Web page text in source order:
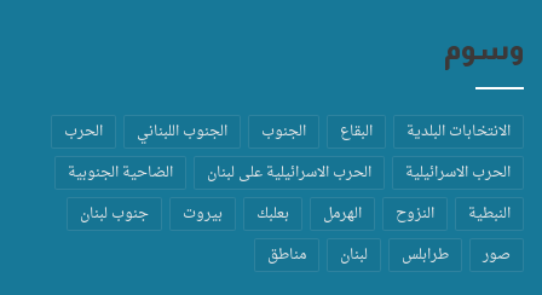
وسوم
الانتخابات البلدية البقاع الجنوب الجنوب اللبناني
الحرب
الحرب الاسرائيلية
الحرب الاسرائيلية على لبنان
الضاحية الجنوبية
النبطية
النزوح الهرمل بعلبك بيروت
جنوب لبنان
صور
طرابلس لبنان مناطق